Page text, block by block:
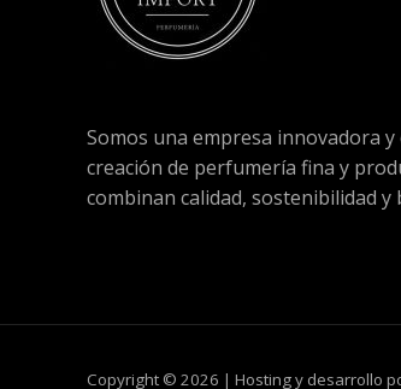
Somos una empresa innovadora
creación de perfumería fina y
combinan calidad, sostenibilidad y
Copyright © 2026 | Hosting y desarrollo